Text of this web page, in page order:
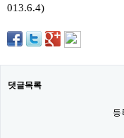
위
아
몰
013.6.4)
댓글목록
등